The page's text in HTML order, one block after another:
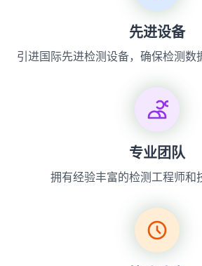
先进设备
引进国际先进检测设备，确保检测数
专业团队
拥有经验丰富的检测工程师和